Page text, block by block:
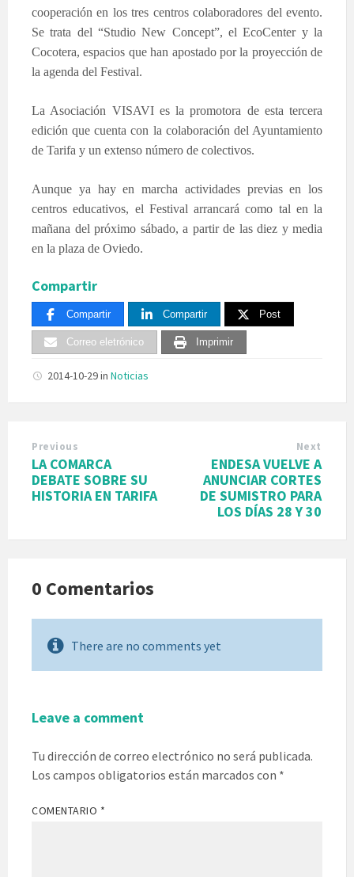
cooperación en los tres centros colaboradores del evento.
Se trata del “Studio New Concept”, el EcoCenter y la
Cocotera, espacios que han apostado por la proyección de
la agenda del Festival.
La Asociación VISAVIes la promotora de esta tercera
edición que cuenta con la colaboración del Ayuntamiento
de Tarifa y un extenso número de colectivos.
Aunque ya hay en marcha actividades previas en los
centros educativos, el Festival arrancará como tal en la
mañana del próximo sábado, a partir de las diez y media
en la plaza de Oviedo.
Compartir
Compartir Compartir Post
Correo eletrónico Imprimir
2014-10-29in Noticias
Previous
LA COMARCA
DEBATE SOBRE SU
HISTORIA EN TARIFA
Next
ENDESA VUELVE A
ANUNCIAR CORTES
DE SUMISTRO PARA
LOS DÍAS 28 Y 30
0 Comentarios
There are no comments yet
Leave a comment
Tu dirección de correo electrónico no será publicada.
Los campos obligatorios están marcados con *
COMENTARIO *